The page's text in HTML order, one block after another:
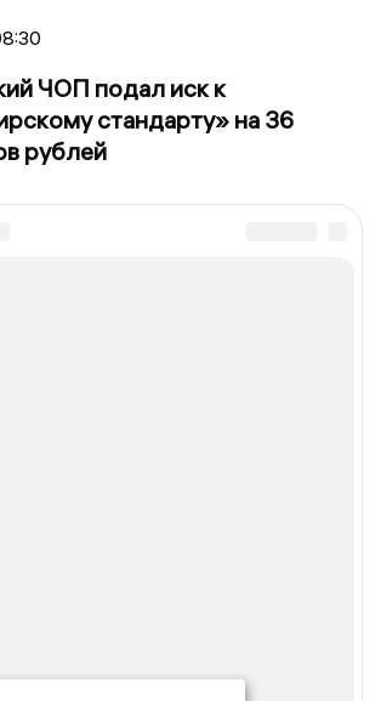
ЧОП подал иск к
стандарту» на 36
рублей